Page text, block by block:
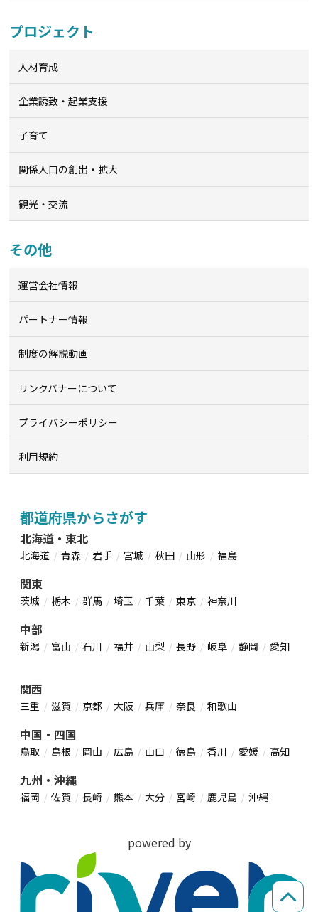
プロジェクト
人材育成
企業誘致・起業支援
子育て
関係人口の創出・拡大
観光・交流
その他
運営会社情報
パートナー情報
制度の解説動画
リンクバナーについて
プライバシーポリシー
利用規約
都道府県からさがす
北海道・東北
北海道 青森 岩手 宮城 秋田 山形 福島
関東
茨城 栃木 群馬 埼玉 千葉 東京 神奈川
中部
新潟 富山 石川 福井 山梨 長野 岐阜 静岡 愛知
関西
三重 滋賀 京都 大阪 兵庫 奈良 和歌山
中国・四国
鳥取 島根 岡山 広島 山口 徳島 香川 愛媛 高知
九州・沖縄
福岡 佐賀 長崎 熊本 大分 宮崎 鹿児島 沖縄
powered by